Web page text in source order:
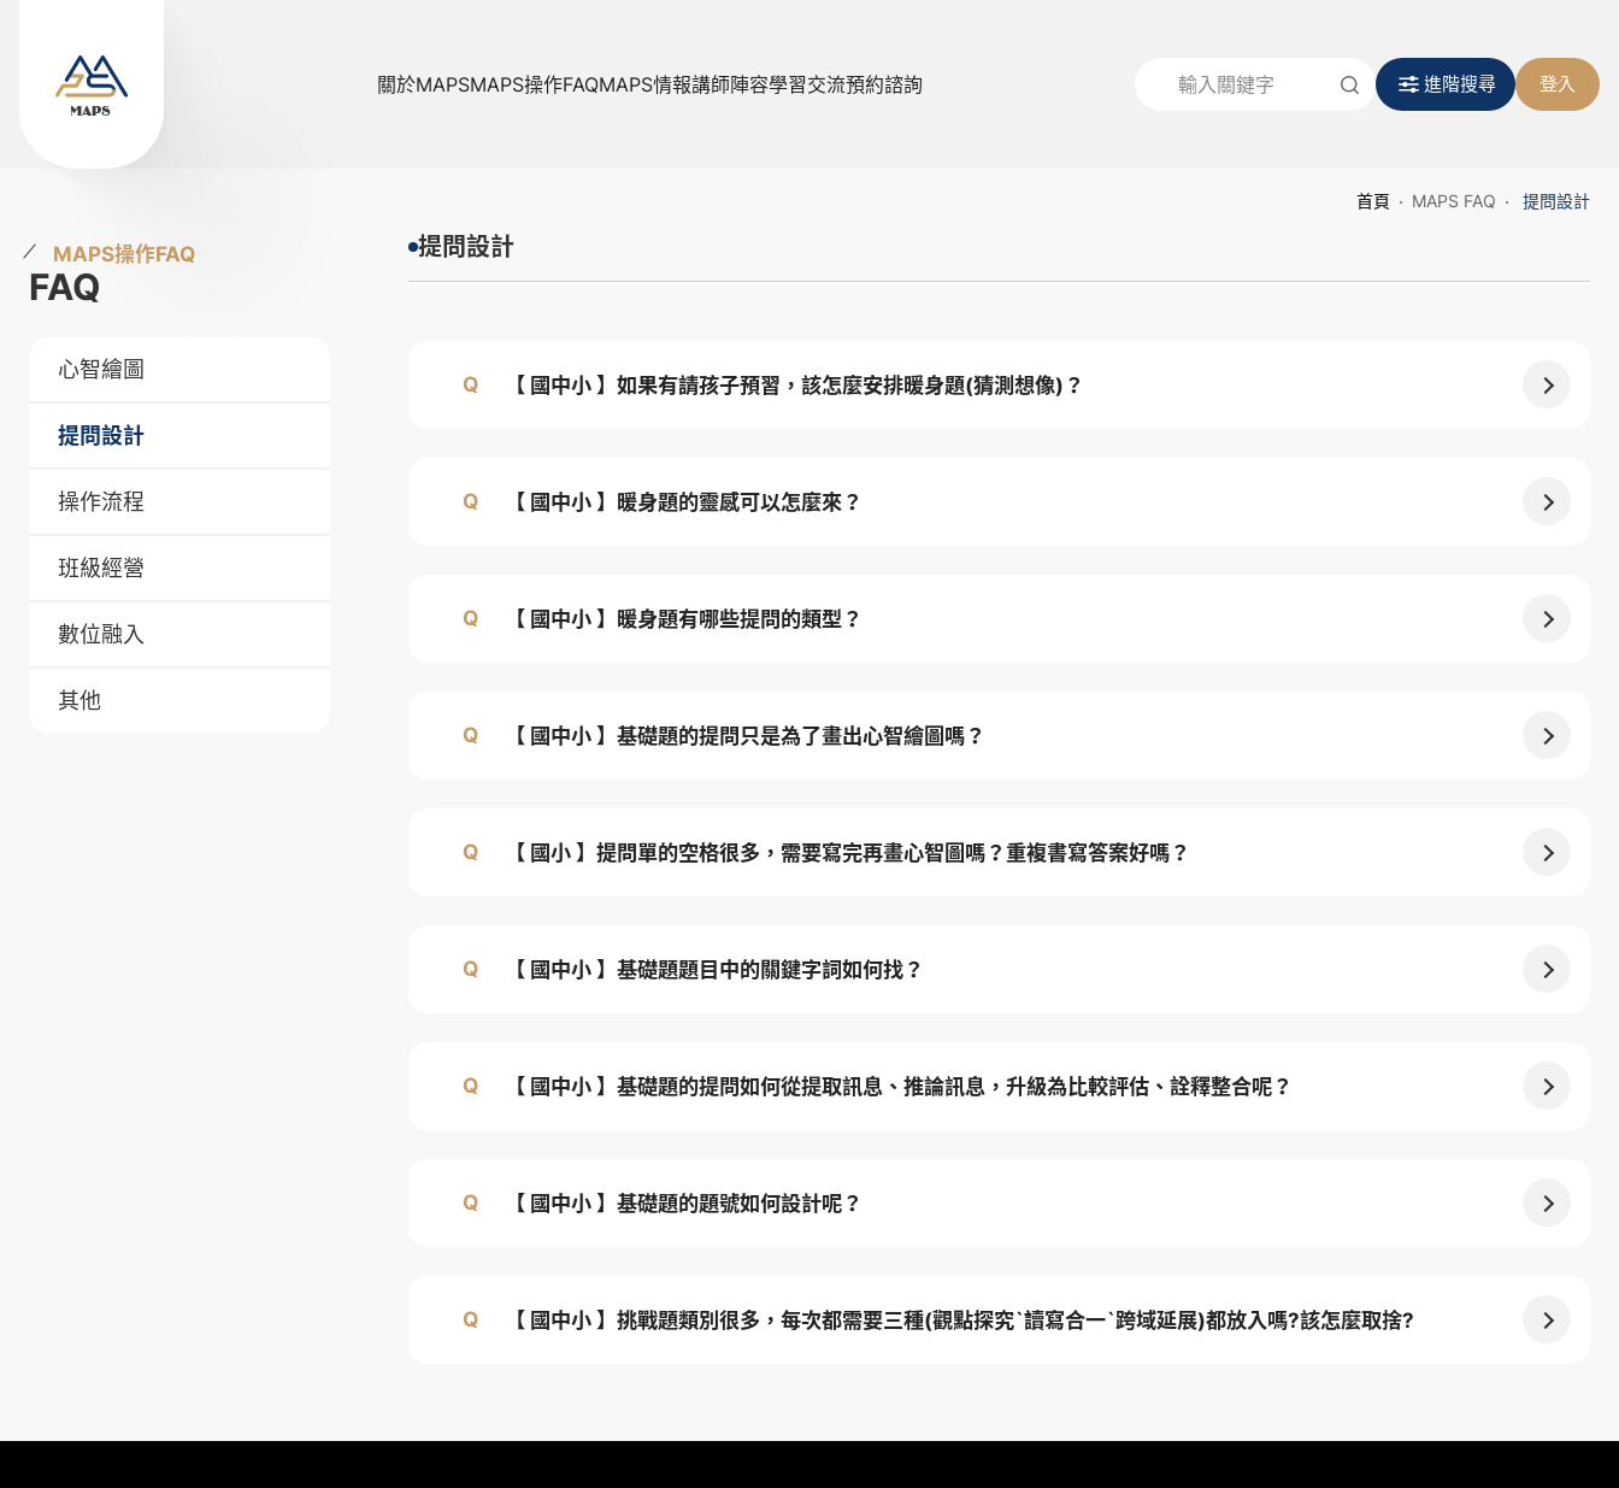
關於MAPSMAPS操作FAQMAPS情報講師陣容學習交流預約諮詢 進階搜尋 登入
首頁 MAPS FAQ 提問設計
MAPS操作FAQ
FAQ
心智繪圖
提問設計
操作流程
班級經營
數位融入
其他
提問設計
【 國中小 】如果有請孩子預習，該怎麼安排暖身題(猜測想像)？
【 國中小 】暖身題的靈感可以怎麼來？
【 國中小 】暖身題有哪些提問的類型？
【 國中小 】基礎題的提問只是為了畫出心智繪圖嗎？
【 國小 】提問單的空格很多，需要寫完再畫心智圖嗎？重複書寫答案好嗎？
【 國中小 】基礎題題目中的關鍵字詞如何找？
【 國中小 】基礎題的提問如何從提取訊息、推論訊息，升級為比較評估、詮釋整合呢？
【 國中小 】基礎題的題號如何設計呢？
【 國中小 】挑戰題類別很多，每次都需要三種(觀點探究`讀寫合一`跨域延展)都放入嗎?該怎麼取捨?